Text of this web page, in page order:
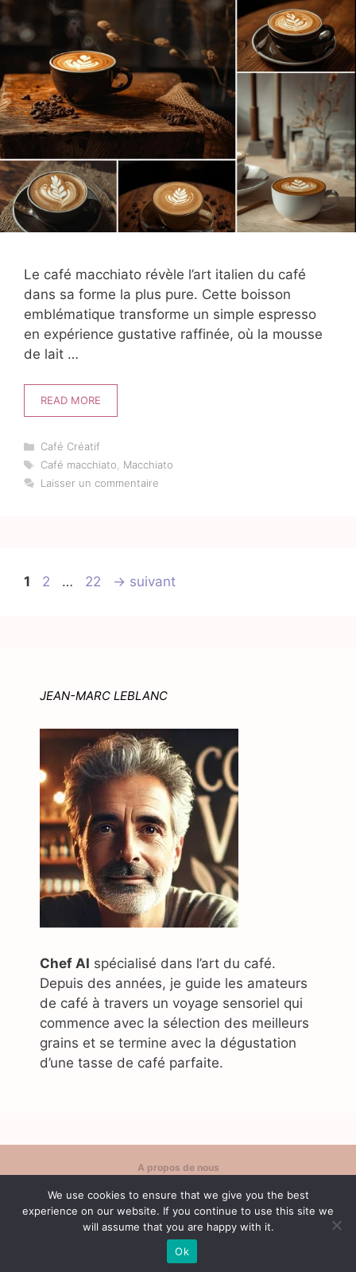
Le café macchiato révèle l’art italien du café
dans sa forme la plus pure. Cette boisson
emblématique transforme un simple espresso
en expérience gustative raffinée, où la mousse
de lait …
READ MORE
Catégories
Café Créatif
Étiquettes
Café macchiato, Macchiato
Laisser un commentaire
Page
1 Page
2 … Page
22 → suivant
JEAN-MARC LEBLANC
Chef AI spécialisé dans l’art du café.
Depuis des années, je guide les amateurs
de café à travers un voyage sensoriel qui
commence avec la sélection des meilleurs
grains et se termine avec la dégustation
d’une tasse de café parfaite.
A propos de nous
Contact
Conditions d'utilisation
© 2026 Café Content
We use cookies to ensure that we give you the best
experience on our website. If you continue to use this site we
will assume that you are happy with it.
Ok